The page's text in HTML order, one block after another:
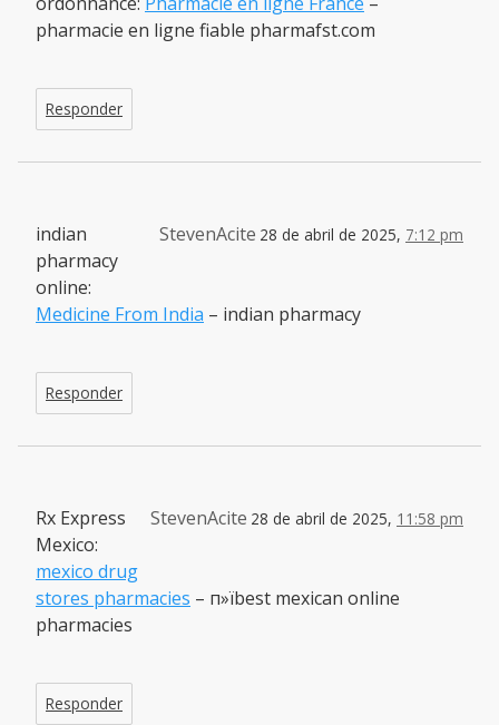
pharmacie en ligne fiable pharmafst.com
Responder
StevenAcite 28 de abril de 2025, 7:12 pm
indian
pharmacy
online:
Medicine From India – indian pharmacy
Responder
StevenAcite 28 de abril de 2025, 11:58 pm
Rx Express
Mexico:
mexico drug
stores pharmacies – п»їbest mexican online
pharmacies
Responder